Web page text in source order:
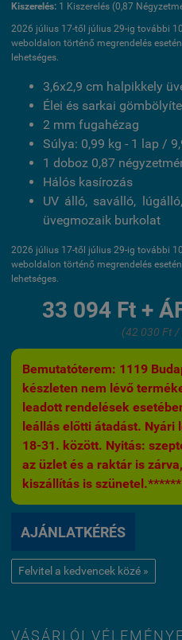
Kiszerelés: 1 Kiszerelés (0,87
2026 július 17-től július 29-ig további
weboldalon történő megrendelés
lehetséges.
3,6x2,9 cm halpikkely
Élei és sarkai
2 mm fugahézag
Súlya: 0,99 kg - 1 lap /
1 doboz 0,87
Hálós kasírozás
UV álló, saválló,
üvegmozaik burkolat
2026 július 17-től július 29-ig további
weboldalon történő megrendelés
lehetséges.
33 094 Ft +
(42 030 Ft /
Bemutatóterem: 1119
készleten nem lévő
leadott rendelések
leállás előtti átadást. Nyári
18-31. között. Nyitás:
az üzlet és a raktár is
kiszállítás is szünetel.******
AJÁNLATKÉRÉS
Felvitel a kedvencek közé »
VÁSÁRLÓI